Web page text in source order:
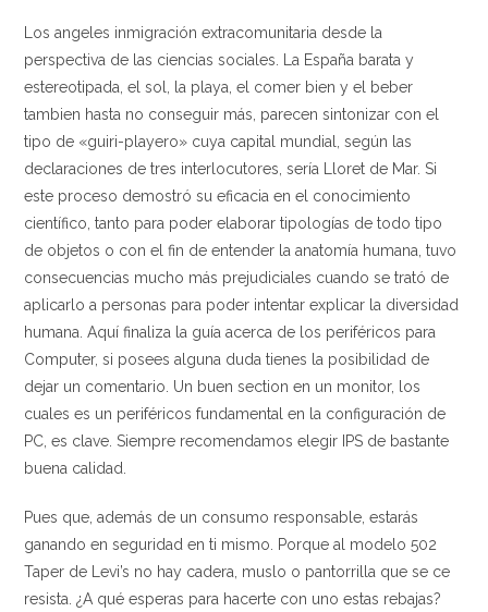
Los angeles inmigración extracomunitaria desde la
perspectiva de las ciencias sociales. La España barata y
estereotipada, el sol, la playa, el comer bien y el beber
tambien hasta no conseguir más, parecen sintonizar con el
tipo de «guiri-playero» cuya capital mundial, según las
declaraciones de tres interlocutores, sería Lloret de Mar. Si
este proceso demostró su eficacia en el conocimiento
científico, tanto para poder elaborar tipologías de todo tipo
de objetos o con el fin de entender la anatomía humana, tuvo
consecuencias mucho más prejudiciales cuando se trató de
aplicarlo a personas para poder intentar explicar la diversidad
humana. Aquí finaliza la guía acerca de los periféricos para
Computer, si posees alguna duda tienes la posibilidad de
dejar un comentario. Un buen section en un monitor, los
cuales es un periféricos fundamental en la configuración de
PC, es clave. Siempre recomendamos elegir IPS de bastante
buena calidad.
Pues que, además de un consumo responsable, estarás
ganando en seguridad en ti mismo. Porque al modelo 502
Taper de Levi’s no hay cadera, muslo o pantorrilla que se ce
resista. ¿A qué esperas para hacerte con uno estas rebajas?